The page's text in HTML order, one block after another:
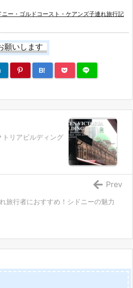
ニー・ゴルドコースト・ケアンズ子連れ旅行記
願いします
B!
トリアビルディング
旅行者におすすめ！シドニーの魅力
Prev